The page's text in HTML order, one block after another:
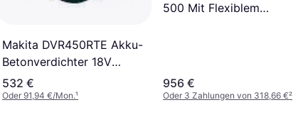
Makita DVR450RTE Akku-
Betonverdichter 18V
5.0Ah
532 €
Oder 91,94 €/Mon.¹
500 Mit Flexiblem
956 €
Oder 3 Zahlungen von 318,66 €²